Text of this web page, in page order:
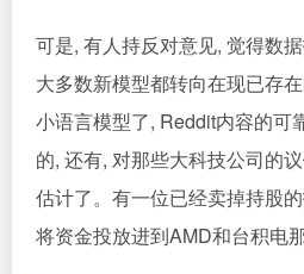
可是, 有人持反对意见, 觉得数
大多数新模型都转向在现已存
小语言模型了, Reddit内容的可
的, 还有, 对那些大科技公司的
估计了。有一位已经卖掉持股
将资金投放进到AMD和台积电那